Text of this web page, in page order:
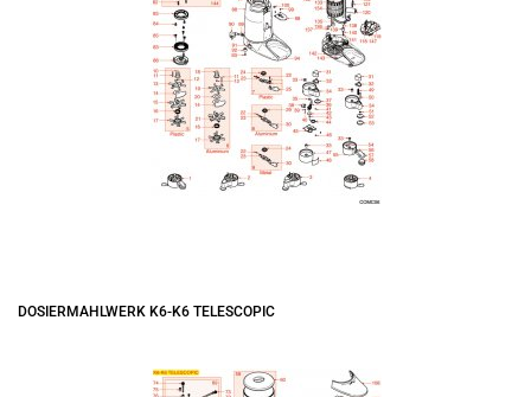
DOSIERMAHLWERK K6-K6 TELESCOPIC